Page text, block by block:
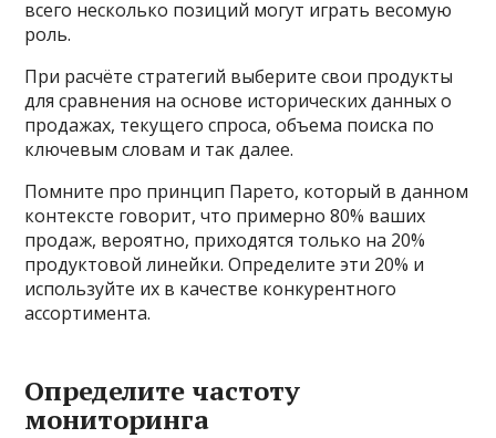
всего несколько позиций могут играть весомую
роль.
При расчёте стратегий выберите свои продукты
для сравнения на основе исторических данных о
продажах, текущего спроса, объема поиска по
ключевым словам и так далее.
Помните про принцип Парето, который в данном
контексте говорит, что примерно 80% ваших
продаж, вероятно, приходятся только на 20%
продуктовой линейки. Определите эти 20% и
используйте их в качестве конкурентного
ассортимента.
Определите частоту
мониторинга